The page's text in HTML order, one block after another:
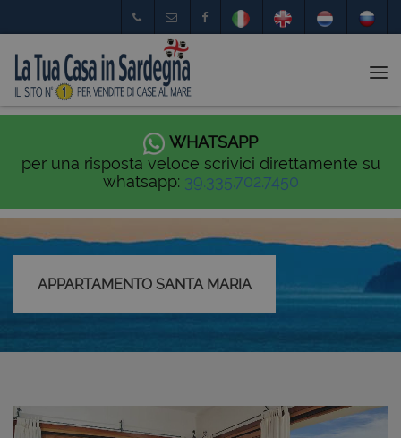
WHATSAPP
per una risposta veloce scrivici direttamente su
whatsapp: 39.335.702.7450
APPARTAMENTO SANTA MARIA